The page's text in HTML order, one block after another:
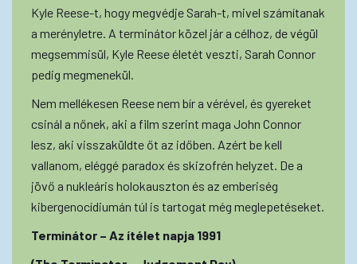
Kyle Reese-t, hogy megvédje Sarah-t, mivel számítanak
a merényletre. A terminátor közel jár a célhoz, de végül
megsemmisül, Kyle Reese életét veszti, Sarah Connor
pedig megmenekül.
Nem mellékesen Reese nem bír a vérével, és gyereket
csinál a nőnek, aki a film szerint maga John Connor
lesz, aki visszaküldte őt az időben. Azért be kell
vallanom, eléggé paradox és skizofrén helyzet. De a
jövő a nukleáris holokauszton és az emberiség
kibergenocídiumán túl is tartogat még meglepetéseket.
Terminátor – Az ítélet napja 1991